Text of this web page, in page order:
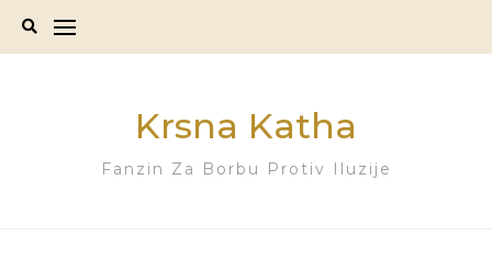
Krsna Katha
Fanzin Za Borbu Protiv Iluzije